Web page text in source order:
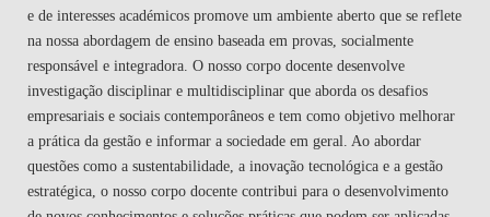
e de interesses académicos promove um ambiente aberto que se reflete
na nossa abordagem de ensino baseada em provas, socialmente
responsável e integradora. O nosso corpo docente desenvolve
investigação disciplinar e multidisciplinar que aborda os desafios
empresariais e sociais contemporâneos e tem como objetivo melhorar
a prática da gestão e informar a sociedade em geral. Ao abordar
questões como a sustentabilidade, a inovação tecnológica e a gestão
estratégica, o nosso corpo docente contribui para o desenvolvimento